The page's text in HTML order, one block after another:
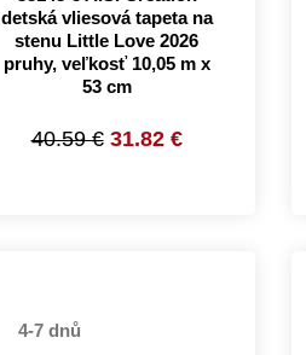
detská vliesová tapeta na
stenu Little Love 2026
pruhy, veľkosť 10,05 m x
53 cm
40.59 € 31.82 €
4-7 dnů